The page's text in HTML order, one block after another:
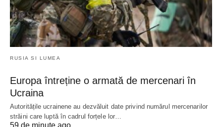
RUSIA SI LUMEA
Europa întreține o armată de mercenari în
Ucraina
Autoritățile ucrainene au dezvăluit date privind numărul mercenarilor
străini care luptă în cadrul forțele lor…